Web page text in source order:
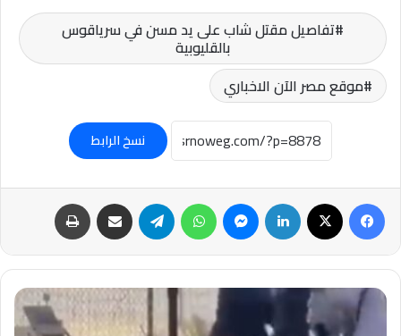
تفاصيل مقتل شاب على يد مسن في سرياقوس
بالقليوبية
موقع مصر الآن الاخباري
نسخ الرابط
فيسبوك لينكدإن ماسنجر واتساب تيلقرام مشاركة عبر البريد
#متداول